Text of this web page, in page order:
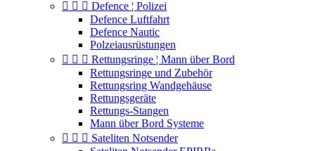
   Defence ¦ Polizei
Defence Luftfahrt
Defence Nautic
Polzeiausrüstungen
   Rettungsringe ¦ Mann über Bord
Rettungsringe und Zubehör
Rettungsring Wandgehäuse
Rettungsgeräte
Rettungs-Stangen
Mann über Bord Systeme
   Sateliten Notsender